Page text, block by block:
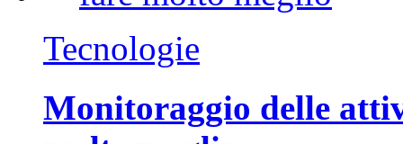
Tecnologie
Monitoraggio delle